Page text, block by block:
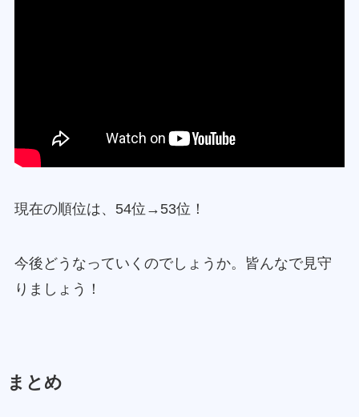
現在の順位は、54位→53位！
今後どうなっていくのでしょうか。皆んなで見守
りましょう！
まとめ